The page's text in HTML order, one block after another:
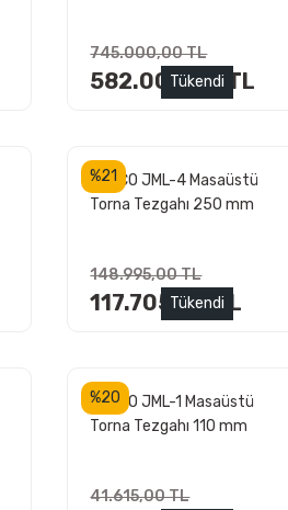
745.000,00 TL
582.000,00 TL
Tükendi
%21
JETCO JML-4 Masaüstü
Torna Tezgahı 250 mm
148.995,00 TL
117.705,00 TL
Tükendi
%20
JETCO JML-1 Masaüstü
Torna Tezgahı 110 mm
41.615,00 TL